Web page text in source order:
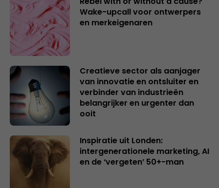
Wake-upcall voor ontwerpers
en merkeigenaren
Creatieve sector als aanjager
van innovatie en ontsluiter en
verbinder van industrieën
belangrijker en urgenter dan
ooit
Inspiratie uit Londen:
intergenerationele marketing, AI
en de ‘vergeten’ 50+-man